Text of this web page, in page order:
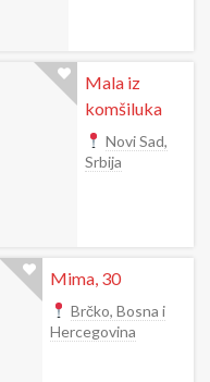
Mala iz
komšiluka
Novi Sad,
Srbija
Mima, 30
Brčko, Bosna i
Hercegovina